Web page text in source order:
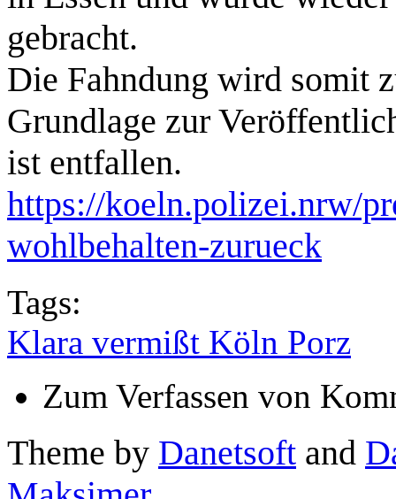
gebracht.
Die Fahndung wird somit
Grundlage zur
ist entfallen.
https://koeln.polizei.nrw/
wohlbehalten-zurueck
Tags:
Klara vermißt Köln Porz
Zum Verfassen von
Theme by Danetsoft and